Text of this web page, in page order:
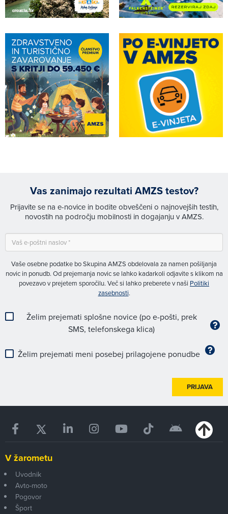
Vas zanimajo rezultati AMZS testov?
Prijavite se na e-novice in bodite obveščeni o najnovejših testih,
novostih na področju mobilnosti in dogajanju v AMZS.
Vaše osebne podatke bo Skupina AMZS obdelovala za namen pošiljanja
novic in ponudb. Od prejemanja novic se lahko kadarkoli odjavite s klikom na
povezavo v prejetem sporočilu. Več si lahko preberete v naši Politiki
zasebnosti.
Želim prejemati splošne novice (po e-pošti, prek
SMS, telefonskega klica)
Želim prejemati meni posebej prilagojene ponudbe
PRIJAVA
V žarometu
Uvodnik
Avto-moto
Pogovor
Šport